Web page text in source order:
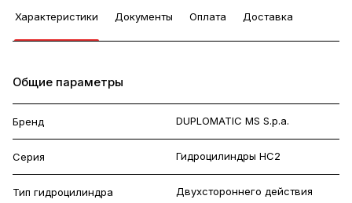
Характеристики Документы Оплата Доставка
Общие параметры
Бренд DUPLOMATIC MS S.p.a.
Серия Гидроцилиндры HC2
Тип гидроцилиндра Двухстороннего действия